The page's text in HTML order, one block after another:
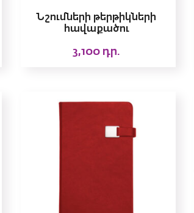
Նշումների թերթիկների
հավաքածու
3,100 դր.